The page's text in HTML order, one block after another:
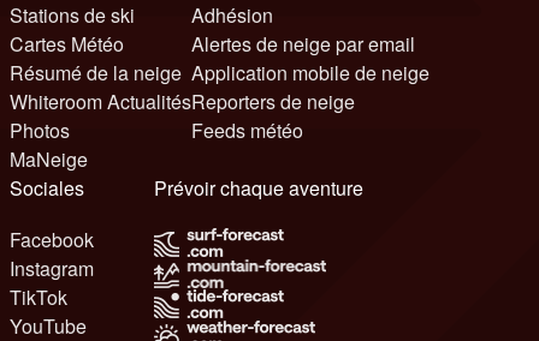
Stations de ski
Cartes Météo
Résumé de la neige
Whiteroom Actualités
Photos
MaNeige
Adhésion
Alertes de neige par email
Application mobile de neige
Reporters de neige
Feeds météo
Sociales
Facebook
Instagram
TikTok
YouTube
Prévoir chaque aventure